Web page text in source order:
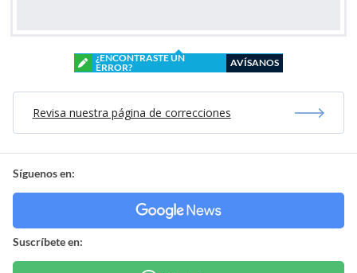
¿ENCONTRASTE UN
ERROR?
AVÍSANOS
Revisa nuestra página de correcciones
Síguenos en:
Suscríbete en: